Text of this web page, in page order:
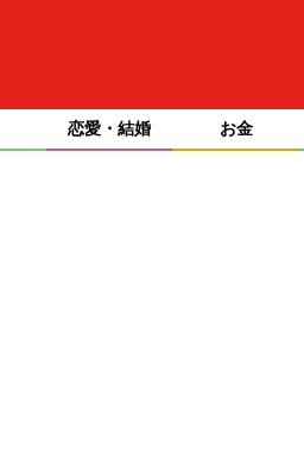
恋愛・結婚 お金